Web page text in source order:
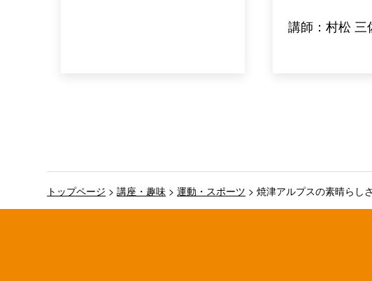
講師：村松 三
トップページ >講座・趣味 >運動・スポーツ >焼津アルプスの素晴らし